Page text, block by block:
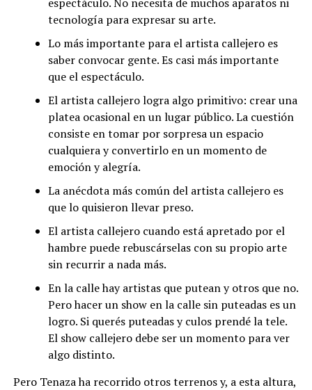
tecnología para expresar su arte.
Lo más importante para el artista callejero es
saber convocar gente. Es casi más importante
que el espectáculo.
El artista callejero logra algo primitivo: crear una
platea ocasional en un lugar público. La cuestión
consiste en tomar por sorpresa un espacio
cualquiera y convertirlo en un momento de
emoción y alegría.
La anécdota más común del artista callejero es
que lo quisieron llevar preso.
El artista callejero cuando está apretado por el
hambre puede rebuscárselas con su propio arte
sin recurrir a nada más.
En la calle hay artistas que putean y otros que no.
Pero hacer un show en la calle sin puteadas es un
logro. Si querés puteadas y culos prendé la tele.
El show callejero debe ser un momento para ver
algo distinto.
Pero Tenaza ha recorrido otros terrenos y, a esta altura,